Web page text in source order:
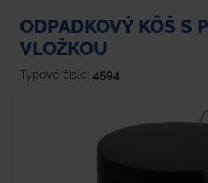
ODPADKOVÝ KÔŠ S
VLOŽKOU
Typové číslo: 4594